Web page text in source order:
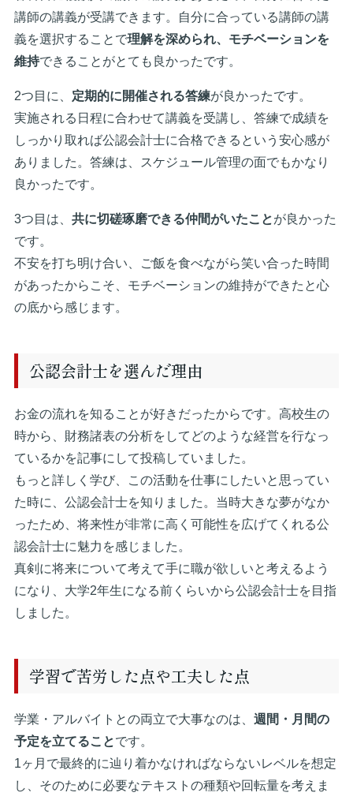
講師の講義が受講できます。自分に合っている講師の講
義を選択することで理解を深められ、モチベーションを
維持できることがとても良かったです。
2つ目に、 定期的に開催される答練が良かったです。
実施される日程に合わせて講義を受講し、答練で成績を
しっかり取れば公認会計士に合格できるという安心感が
ありました。答練は、スケジュール管理の面でもかなり
良かったです。
3つ目は、 共に切磋琢磨できる仲間がいたことが良かった
です。
不安を打ち明け合い、ご飯を食べながら笑い合った時間
があったからこそ、モチベーションの維持ができたと心
の底から感じます。
公認会計士を選んだ理由
お金の流れを知ることが好きだったからです。高校生の
時から、財務諸表の分析をしてどのような経営を行なっ
ているかを記事にして投稿していました。
もっと詳しく学び、この活動を仕事にしたいと思ってい
た時に、公認会計士を知りました。当時大きな夢がなか
ったため、将来性が非常に高く可能性を広げてくれる公
認会計士に魅力を感じました。
真剣に将来について考えて手に職が欲しいと考えるよう
になり、大学2年生になる前くらいから公認会計士を目指
しました。
学習で苦労した点や工夫した点
学業・アルバイトとの両立で大事なのは、 週間・月間の
予定を立てることです。
1ヶ月で最終的に辿り着かなければならないレベルを想定
し、そのために必要なテキストの種類や回転量を考えま